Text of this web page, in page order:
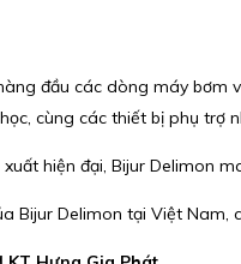
đầu các dòng máy
cùng các thiết bị phụ trợ
hiện đại, Bijur Delimon
Bijur Delimon tại Việt